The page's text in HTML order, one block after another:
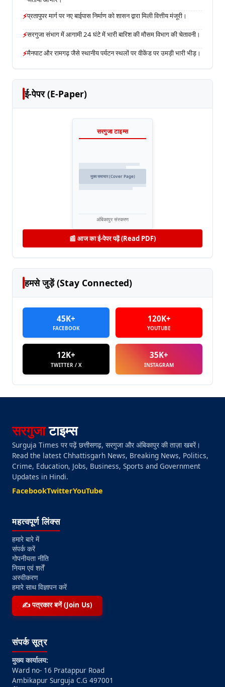
⚡प्रतापुपर मार्ग पर नए बाईपास निर्माण को शासन द्वारा मिली वित्तीय मंजूरी।
⚡सरगुजा संभाग में आगामी 24 घंटे में भारी बारिश की मौसम विभाग की चेतावनी।
⚡मैनपाट और रामगढ़ जैसे स्थानीय पर्यटन स्थलों पर वीकेंड पर उमड़ी भारी भीड़।
ई-पेपर (E-Paper)
सरगुजा टाइम्स
मुख्य समाचार (Cover Page)
अंबिकापुर संस्करण
📰 आज का ई-पेपर पढ़ें (Read PDF)
हमसे जुड़ें (Stay Connected)
45K+
FACEBOOK
120K+
YOUTUBE
12K+
TWITTER / X
35K+
INSTAGRAM
सरगुजाटाइम्स
Surguja Times पर पढ़ें छत्तीसगढ़, सरगुजा और अंबिकापुर की ताज़ा खबरें।
Read the latest Chhattisgarh News, Breaking News, Politics,
Crime, Education, Jobs, Business, Sports and Government
Updates in Hindi.
FacebookTwitterYouTube
महत्वपूर्ण लिंक्स
हमारे बारे में
संपर्क करें
गोपनीयता नीति
नियम एवं शर्तें
अस्वीकरण
हमारे साथ विज्ञापन करें
✍️ पत्रकार बनें (Join Us)
संपर्क सूत्र
मुख्य कार्यालय:
Ward no- 16 Pratappur Road
Ambikapur Surguja C.G 497001